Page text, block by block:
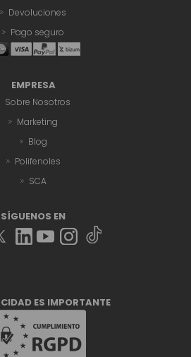
Devoluciones
Pago seguro
EMPRESA
Sobre Nosotros
Marketing
Blog
Polifenoles
SCA
SÍGUENOS EN
ES IMPORTANTE